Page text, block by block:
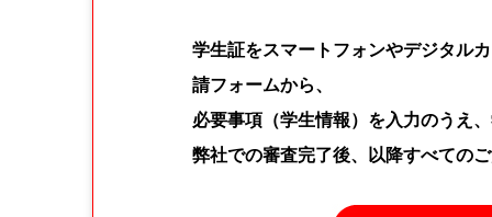
学生証をスマートフォンやデジタル
請フォームから、
必要事項（学生情報）を入力のうえ
弊社での審査完了後、以降すべての